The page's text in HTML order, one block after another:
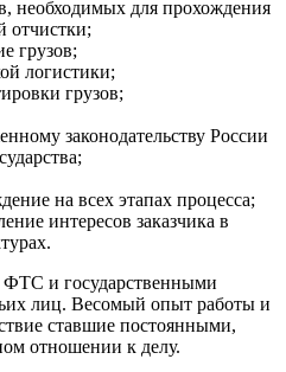
необходимых для прохождения
отчистки;
грузов;
логистики;
грузов;
законодательству России
на всех этапах процесса;
интересов заказчика в
ФТС и государственными
лиц. Весомый опыт работы и
ставшие постоянными,
отношении к делу.